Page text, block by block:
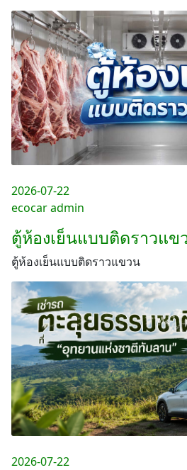
2026-07-22
ecocar admin
ตู้ห้องเย็นแบบติดราวแข
ตู้ห้องเย็นแบบติดราวแขวน
2026-07-22